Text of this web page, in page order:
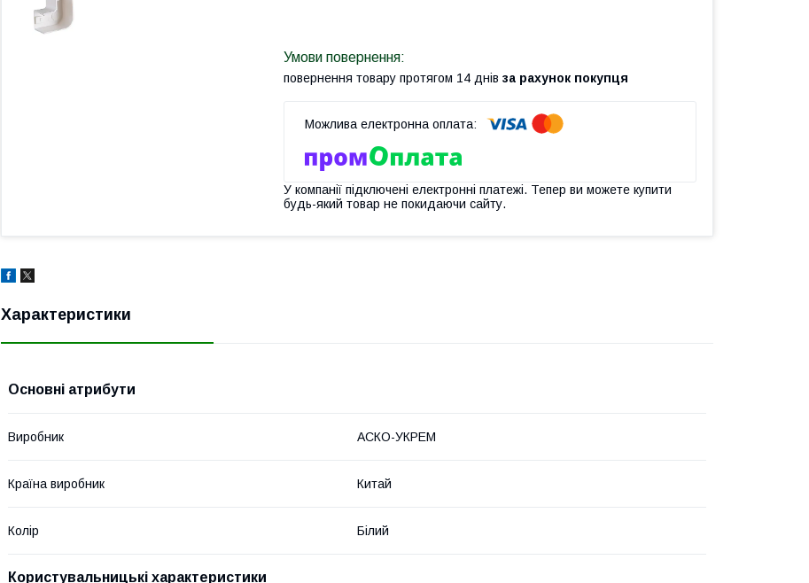
повернення товару протягом 14 днів за рахунок покупця
У компанії підключені електронні платежі. Тепер ви можете купити
будь-який товар не покидаючи сайту.
Характеристики
Основні атрибути
Виробник АСКО-УКРЕМ
Країна виробник Китай
Колір Білий
Користувальницькі характеристики